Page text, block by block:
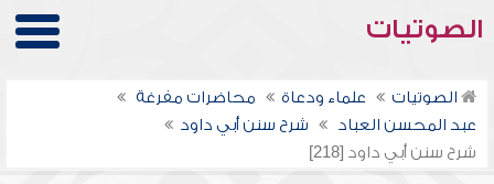
الصوتيات
الصوتيات علماء ودعاة
محاضرات مفرغة
عبد المحسن العباد
شرح سنن أبي داود
شرح سنن أبي داود [218]